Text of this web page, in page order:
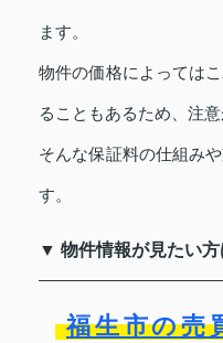
ます。
物件の価格によっては
ることもあるため、注意
そんな保証料の仕組み
す。
▼ 物件情報が見たい
福生市の売